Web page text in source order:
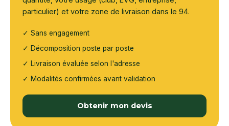
particulier) et votre zone de livraison dans le 94.
✓ Sans engagement
✓ Décomposition poste par poste
✓ Livraison évaluée selon l'adresse
✓ Modalités confirmées avant validation
Obtenir mon devis